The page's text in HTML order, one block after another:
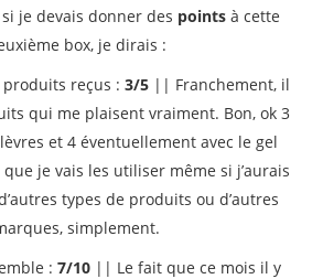
si je devais donner des pointsà cette
box, je dirais :
reçus : 3/5 || Franchement, il
qui me plaisent vraiment. Bon, ok 3
et 4 éventuellement avec le gel
je vais les utiliser même si j’aurais
types de produits ou d’autres
simplement.
: 7/10|| Le fait que ce mois il y